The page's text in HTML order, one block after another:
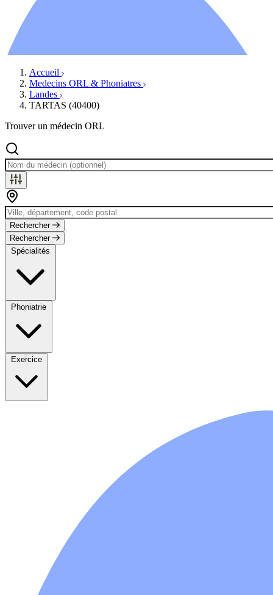
Évènements
Accueil
Medecins ORL & Phoniatres
Landes
TARTAS (40400)
Trouver un médecin ORL
Rechercher
Rechercher
Spécialités
Phoniatrie
Exercice